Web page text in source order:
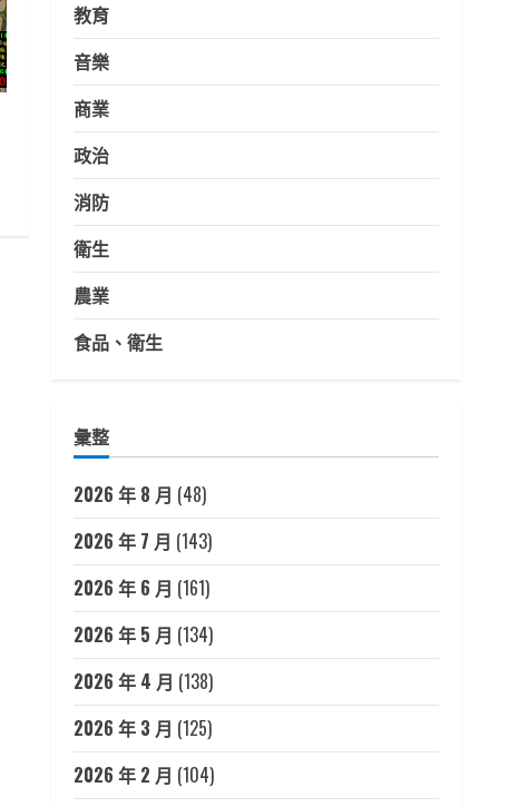
教育
音樂
商業
政治
消防
衛生
農業
食品、衛生
彙整
2026 年 8 月 (48)
2026 年 7 月 (143)
2026 年 6 月 (161)
2026 年 5 月 (134)
2026 年 4 月 (138)
2026 年 3 月 (125)
2026 年 2 月 (104)